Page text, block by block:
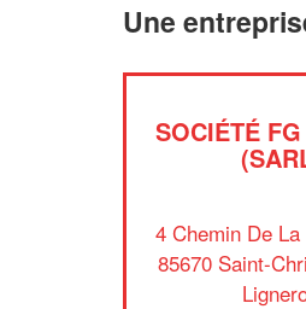
Une
SOCIÉTÉ
4 Chemin De
85670 Saint-